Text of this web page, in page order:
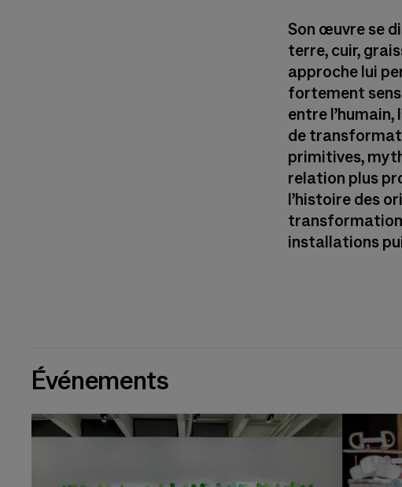
Son œuvre se
terre, cuir,
approche lui
fortement
entre
de
primitives,
relation plus
l’histoire des
installations
Événements